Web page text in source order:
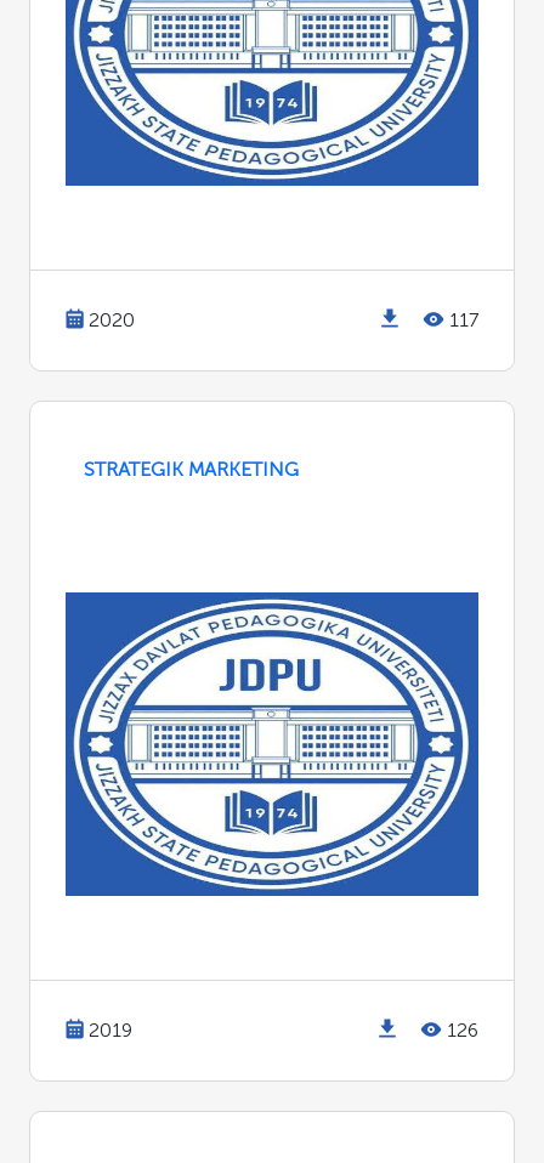
2020 117
STRATEGIK MARKETING
2019 126